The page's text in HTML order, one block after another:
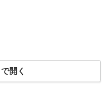
開く